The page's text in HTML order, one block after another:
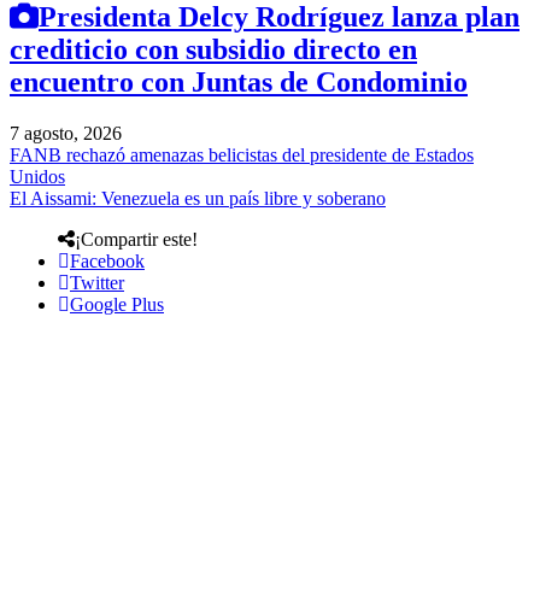
Presidenta Delcy Rodríguez lanza plan
crediticio con subsidio directo en
encuentro con Juntas de Condominio
7 agosto, 2026
FANB rechazó amenazas belicistas del presidente de Estados
Unidos
El Aissami: Venezuela es un país libre y soberano
¡Compartir este!
Facebook
Twitter
Google Plus